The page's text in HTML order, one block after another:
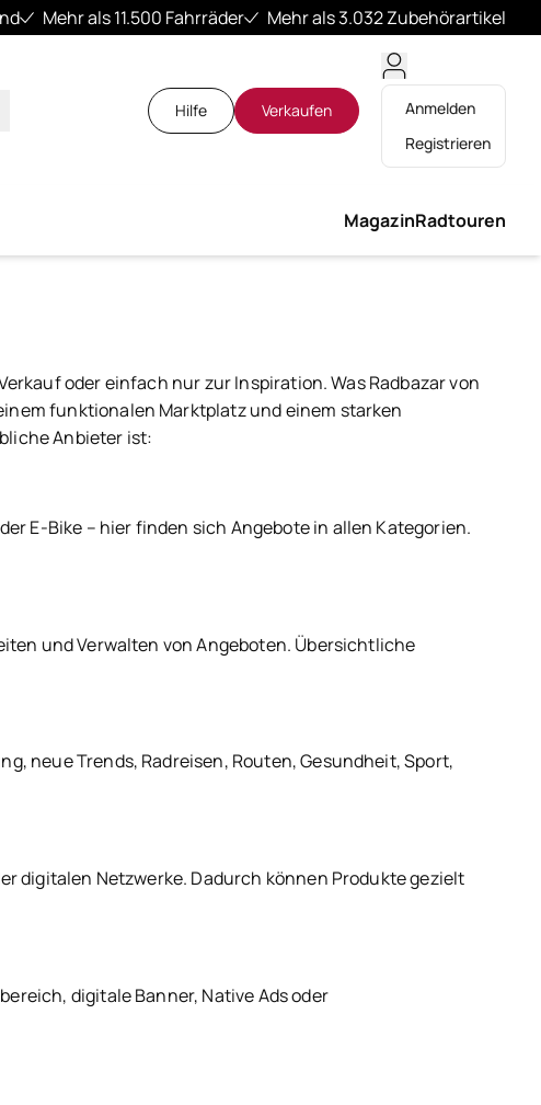
Mehr als 11.500 Fahrräder Mehr als 3.032 Zubehörartikel
Hilfe Verkaufen
Anmelden
Registrieren
MagazinRadtouren
oder einfach nur zur Inspiration. Was Radbazar von
funktionalen Marktplatz und einem starken
Anbieter ist:
E-Bike – hier finden sich Angebote in allen Kategorien.
und Verwalten von Angeboten. Übersichtliche
neue Trends, Radreisen, Routen, Gesundheit, Sport,
digitalen Netzwerke. Dadurch können Produkte gezielt
digitale Banner, Native Ads oder